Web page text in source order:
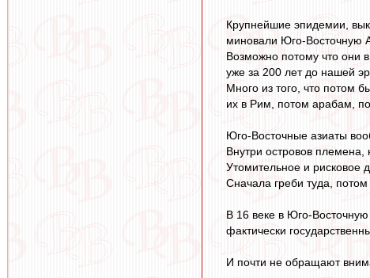
Крупнейшие эпидемии,
миновали Юго-Восточную
Возможно потому что они
уже за 200 лет до нашей
Много из того, что потом
их в Рим, потом арабам,
Юго-Восточные азиаты
Внутри островов племена,
Утомительное и рисковое
Сначала греби туда,
В 16 веке в Юго-
фактически
И почти не обращают